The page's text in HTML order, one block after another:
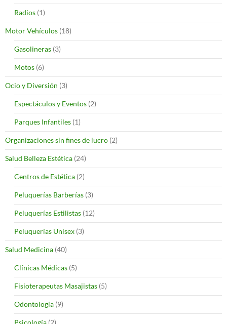
Radios (1)
Motor Vehículos (18)
Gasolineras (3)
Motos (6)
Ocio y Diversión (3)
Espectáculos y Eventos (2)
Parques Infantiles (1)
Organizaciones sin fines de lucro (2)
Salud Belleza Estética (24)
Centros de Estética (2)
Peluquerías Barberías (3)
Peluquerías Estilistas (12)
Peluquerías Unisex (3)
Salud Medicina (40)
Clínicas Médicas (5)
Fisioterapeutas Masajistas (5)
Odontología (9)
Psicología (2)